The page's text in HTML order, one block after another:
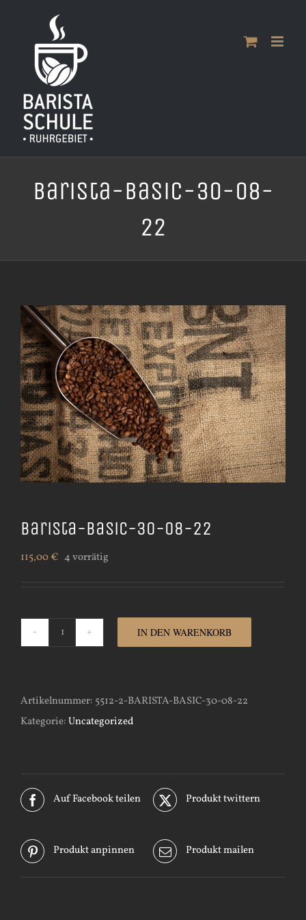
springen
Barista-Basic-30-08-
22
Barista-Basic-30-08-22
115,00€ 4 vorrätig
08-
22
IN DEN WARENKORB
Artikelnummer: 5512-2-BARISTA-BASIC-30-08-22
Kategorie:Uncategorized
Auf Facebook teilen Produkt twittern
Produkt anpinnen Produkt mailen